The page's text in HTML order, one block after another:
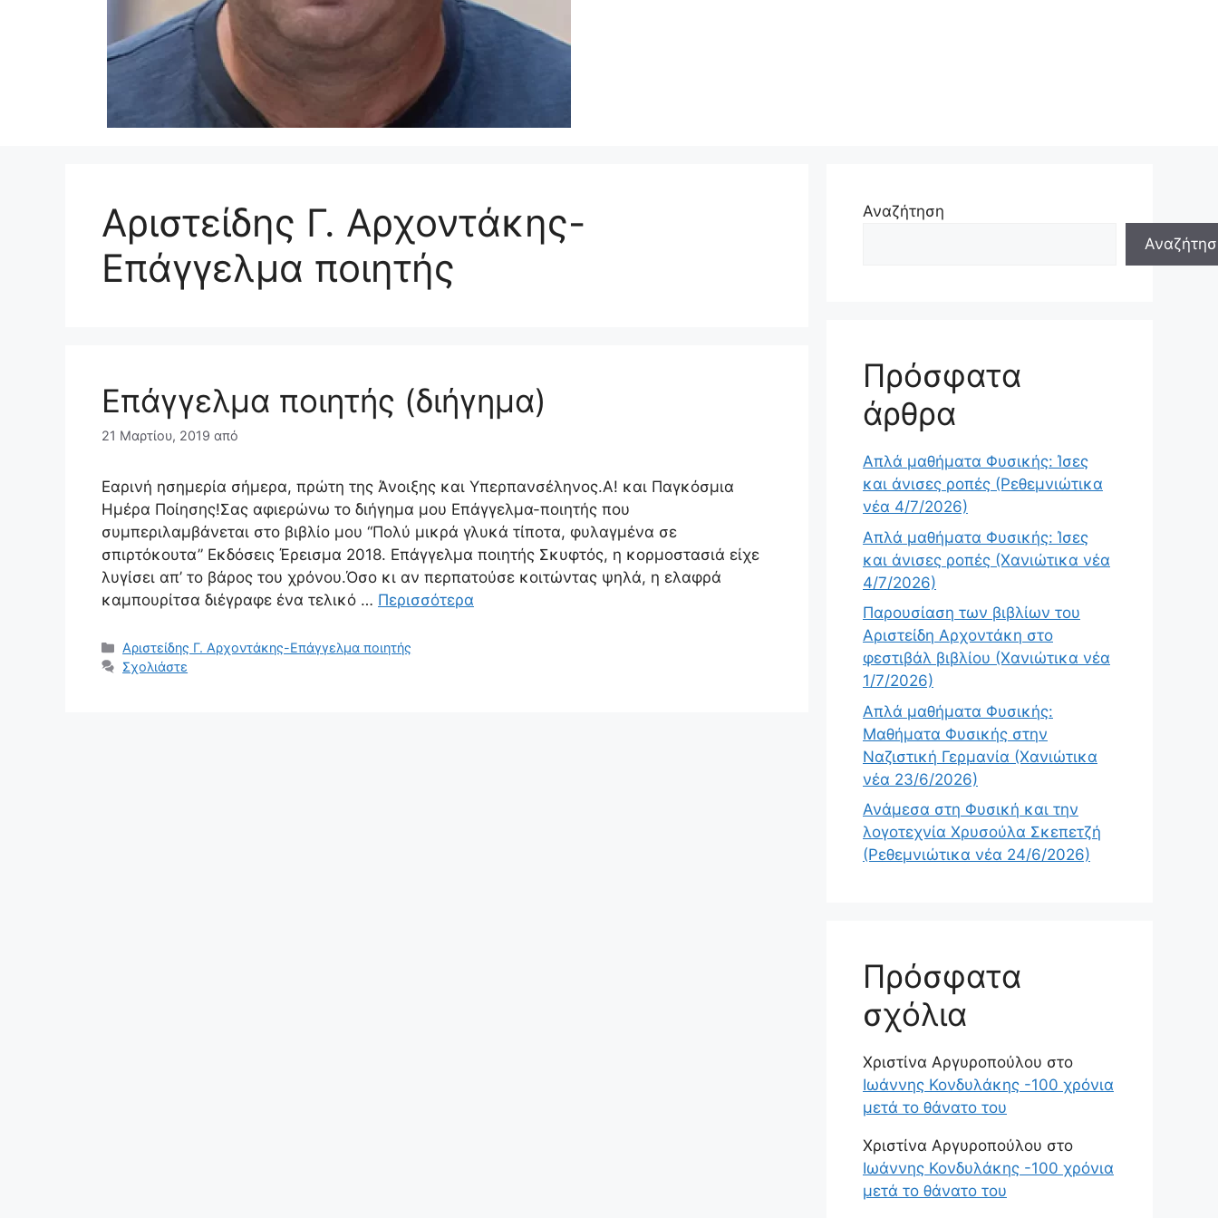
Αριστείδης Γ. Αρχοντάκης-
Επάγγελμα ποιητής
Επάγγελμα ποιητής (διήγημα)
21 Μαρτίου, 2019 από
Εαρινή ησημερία σήμερα, πρώτη της Άνοιξης και Υπερπανσέληνος.Α! και Παγκόσμια
Ημέρα Ποίησης!Σας αφιερώνω το διήγημα μου Επάγγελμα-ποιητής που
συμπεριλαμβάνεται στο βιβλίο μου “Πολύ μικρά γλυκά τίποτα, φυλαγμένα σε
σπιρτόκουτα” Εκδόσεις Έρεισμα 2018. Επάγγελμα ποιητής Σκυφτός, η κορμοστασιά είχε
λυγίσει απ’ το βάρος του χρόνου.Όσο κι αν περπατούσε κοιτώντας ψηλά, η ελαφρά
καμπουρίτσα διέγραφε ένα τελικό … Περισσότερα
Κατηγορίες
Αριστείδης Γ. Αρχοντάκης-Επάγγελμα ποιητής
Σχολιάστε
Αναζήτηση
Πρόσφατα
άρθρα
Απλά μαθήματα Φυσικής: Ίσες
και άνισες ροπές (Ρεθεμνιώτικα
νέα 4/7/2026)
Απλά μαθήματα Φυσικής: Ίσες
και άνισες ροπές (Χανιώτικα νέα
4/7/2026)
Παρουσίαση των βιβλίων του
Αριστείδη Αρχοντάκη στο
φεστιβάλ βιβλίου (Χανιώτικα νέα
1/7/2026)
Απλά μαθήματα Φυσικής:
Μαθήματα Φυσικής στην
Ναζιστική Γερμανία (Χανιώτικα
νέα 23/6/2026)
Ανάμεσα στη Φυσική και την
λογοτεχνία Χρυσούλα Σκεπετζή
(Ρεθεμνιώτικα νέα 24/6/2026)
Πρόσφατα
σχόλια
Χριστίνα Αργυροπούλου στο
Ιωάννης Κονδυλάκης -100 χρόνια
μετά το θάνατο του
Χριστίνα Αργυροπούλου στο
Ιωάννης Κονδυλάκης -100 χρόνια
μετά το θάνατο του